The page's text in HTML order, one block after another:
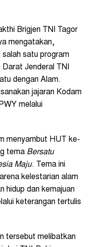
Brigjen TNI Tagor
mengatakan,
salah satu program
Jenderal TNI
dengan Alam.
jajaran Kodam
melalui
menyambut HUT ke-
tema Bersatu
Maju. Tema ini
kelestarian alam
hidup dan kemajuan
keterangan tertulis
tersebut melibatkan